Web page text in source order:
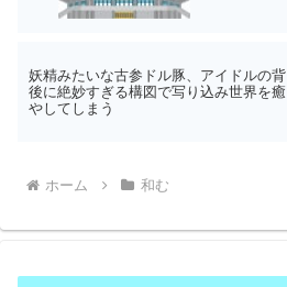
妖精みたいな古参ドル豚、アイドルの背
後に絶妙すぎる構図で写り込み世界を癒
やしてしまう
ホーム 和む